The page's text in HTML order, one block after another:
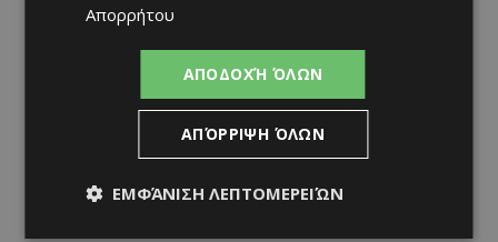
Απορρήτου
ΑΠΟΔΟΧΉ ΌΛΩΝ
ΑΠΌΡΡΙΨΗ ΌΛΩΝ
ΕΜΦΆΝΙΣΗ ΛΕΠΤΟΜΕΡΕΙΏΝ